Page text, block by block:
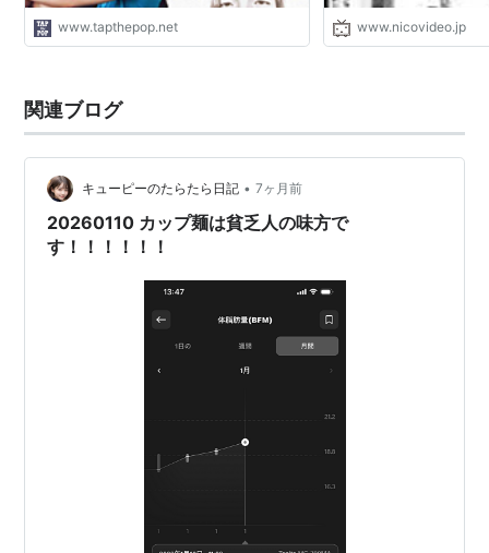
www.tapthepop.net www.nicovideo.jp
関連ブログ
キューピーのたらたら日記 • 7ヶ月前
20260110 カップ麺は貧乏人の味方で
す！！！！！！